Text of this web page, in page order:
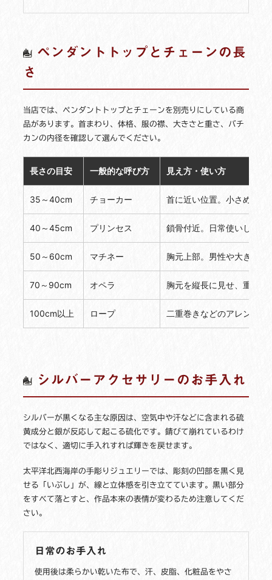
ペンダントトップとチェーンの長
さ
当店では、ペンダントトップとチェーンを別売りにしている商
品があります。首まわり、体格、服の襟、大きさと重さ、バチ
カンの内径を確認して選んでください。
長さの目安 一般的な呼び方 見え方・使い方
35～40cm チョーカー 首に近い位置。小さめトッ
40～45cm プリンセス 鎖骨付近。日常使いしやす
50～60cm マチネー 胸元上部。男性や大きめ
70～90cm オペラ 胸元を縦長に見せ、重ね着
100cm以上 ロープ 二重巻きなどのアレンジ向
シルバーアクセサリーのお手入れ
シルバーが黒くなる主な原因は、空気中や汗などに含まれる硫
黄成分と銀が反応して起こる硫化です。錆びて崩れているわけ
ではなく、適切に手入れすれば輝きを戻せます。
太平洋北西海岸の手彫りジュエリーでは、彫刻の凹部を黒く見
せる「いぶし」が、線と立体感を引き立てています。黒い部分
をすべて落とすと、作品本来の表情が変わるため注意してくだ
さい。
日常のお手入れ
使用後は柔らかい乾いた布で、汗、皮脂、化粧品をやさ